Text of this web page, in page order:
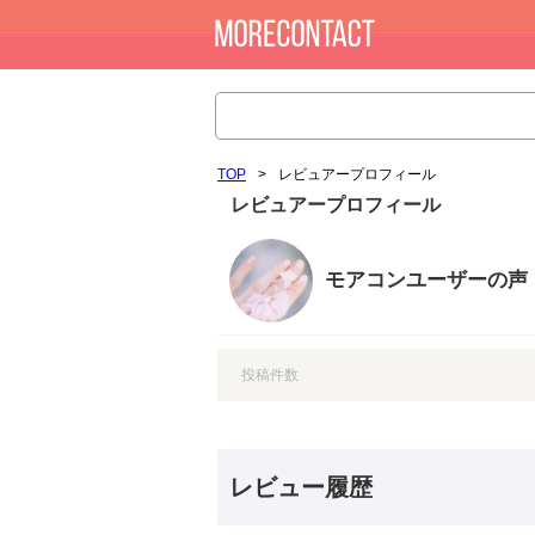
TOP > レビュアープロフィール
レビュアープロフィール
モアコンユーザーの声
投稿件数
レビュー履歴